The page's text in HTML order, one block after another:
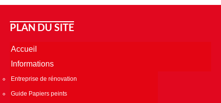
PLAN DU SITE
Accueil
Informations
Entreprise de rénovation
Guide Papiers peints